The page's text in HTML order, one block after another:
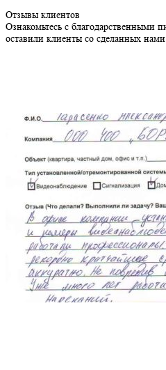
Отзывы клиентов
Ознакомьтесь с благодарственными
оставили клиенты со сделанных нами